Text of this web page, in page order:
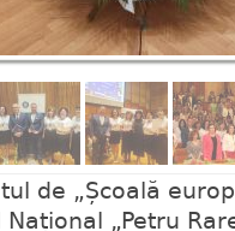
de „Școală
Național „Petru